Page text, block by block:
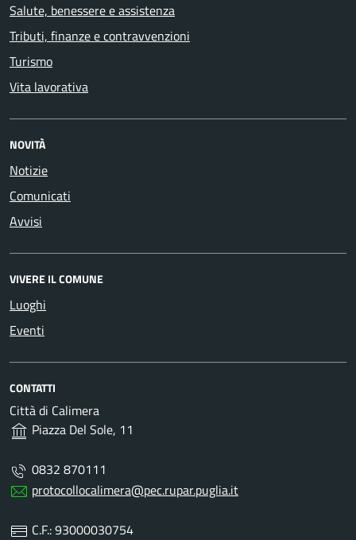
Salute, benessere e assistenza
Tributi, finanze e contravvenzioni
Turismo
Vita lavorativa
NOVITÀ
Notizie
Comunicati
Avvisi
VIVERE IL COMUNE
Luoghi
Eventi
CONTATTI
Città di Calimera
Piazza Del Sole, 11
0832 870111
protocollocalimera@pec.rupar.puglia.it
C.F.: 93000030754